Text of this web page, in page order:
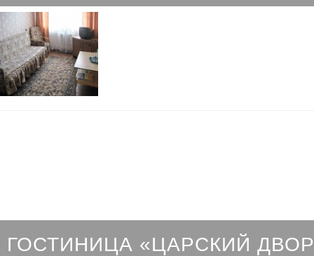
ГОСТИНИЦА «ЦАРСКИЙ